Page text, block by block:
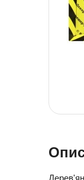
Детская